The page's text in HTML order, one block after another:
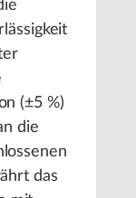
(±5 %)
die
das